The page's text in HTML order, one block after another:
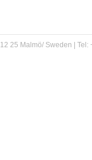
25 Malmö/ Sweden |